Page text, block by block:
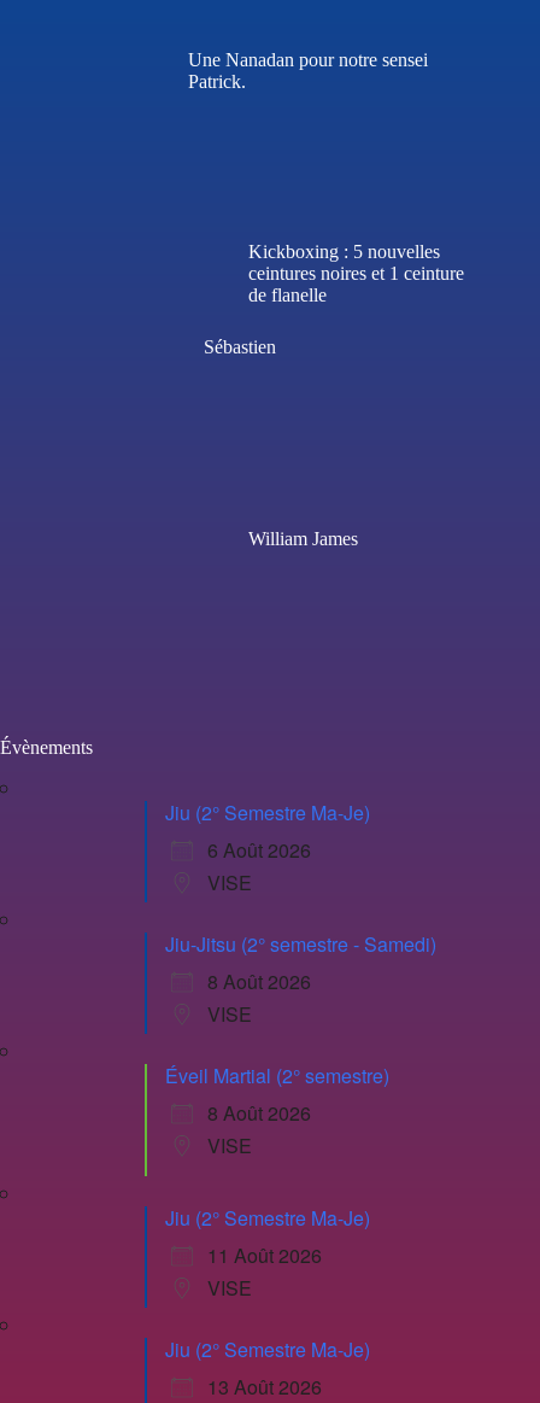
Une Nanadan pour notre sensei
Patrick.
Kickboxing : 5 nouvelles
ceintures noires et 1 ceinture
de flanelle
Sébastien
William James
Évènements
Jiu (2° Semestre Ma-Je)
6 Août 2026
VISE
Jiu-Jitsu (2° semestre - Samedi)
8 Août 2026
VISE
Éveil Martial (2° semestre)
8 Août 2026
VISE
Jiu (2° Semestre Ma-Je)
11 Août 2026
VISE
Jiu (2° Semestre Ma-Je)
13 Août 2026